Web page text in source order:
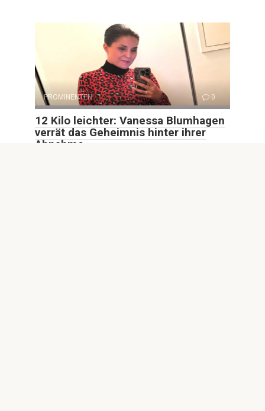
PROMINENTEN 0
12 Kilo leichter: Vanessa Blumhagen
verrät das Geheimnis hinter ihrer
Abnahme